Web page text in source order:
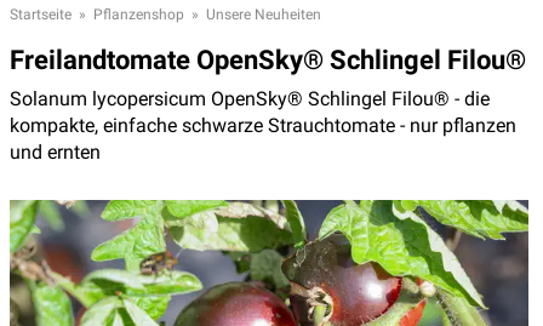
Startseite » Pflanzenshop » Unsere Neuheiten
Freilandtomate OpenSky® Schlingel Filou®
Solanum lycopersicum OpenSky® Schlingel Filou® - die
kompakte, einfache schwarze Strauchtomate - nur pflanzen
und ernten